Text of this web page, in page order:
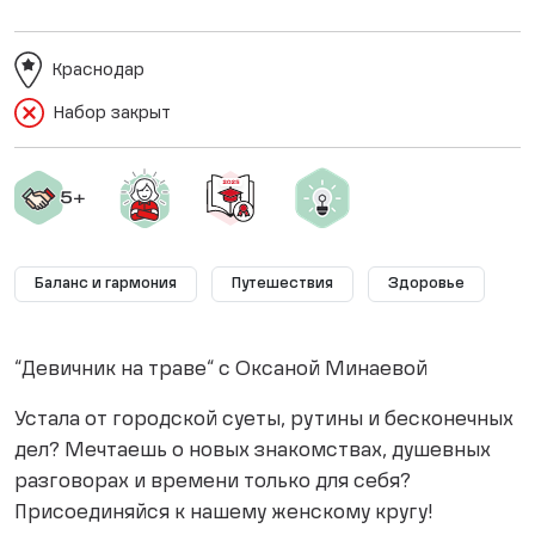
Набор закрыт
Краснодар
Баланс и гармония Путешествия Здоровье
“Девичник на траве“ с Оксаной Минаевой
Устала от городской суеты, рутины и бесконечных
дел? Мечтаешь о новых знакомствах, душевных
разговорах и времени только для себя?
Присоединяйся к нашему женскому кругу!